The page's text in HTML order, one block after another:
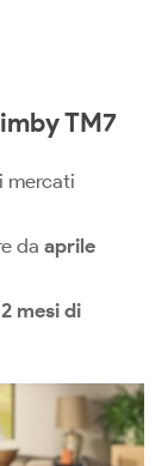
TM7
mercati
da aprile
mesi di